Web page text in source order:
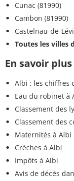
Cunac (81990)
Cambon (81990)
Castelnau-de-
Toutes les villes
En savoir
Albi : les chiffres
Eau du robinet à
Classement des
Classement des
Maternités à Albi
Crèches à Albi
Impôts à Albi
Avis de décès